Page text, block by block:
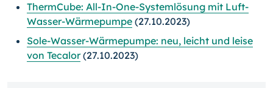
ThermCube: All-In-One-Systemlösung mit Luft-
Wasser-Wärmepumpe (27.10.2023)
Sole-Wasser-Wärmepumpe: neu, leicht und leise
von Tecalor(27.10.2023)